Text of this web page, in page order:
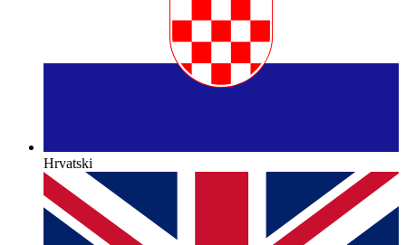
Hrvatski